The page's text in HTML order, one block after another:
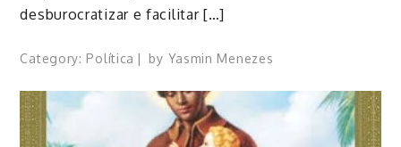
desburocratizar e facilitar […]
Category: Política by Yasmin Menezes